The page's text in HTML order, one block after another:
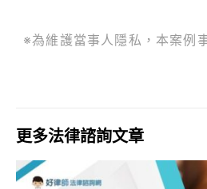
※為維護當事人隱私，本案例
更多法律諮詢文章